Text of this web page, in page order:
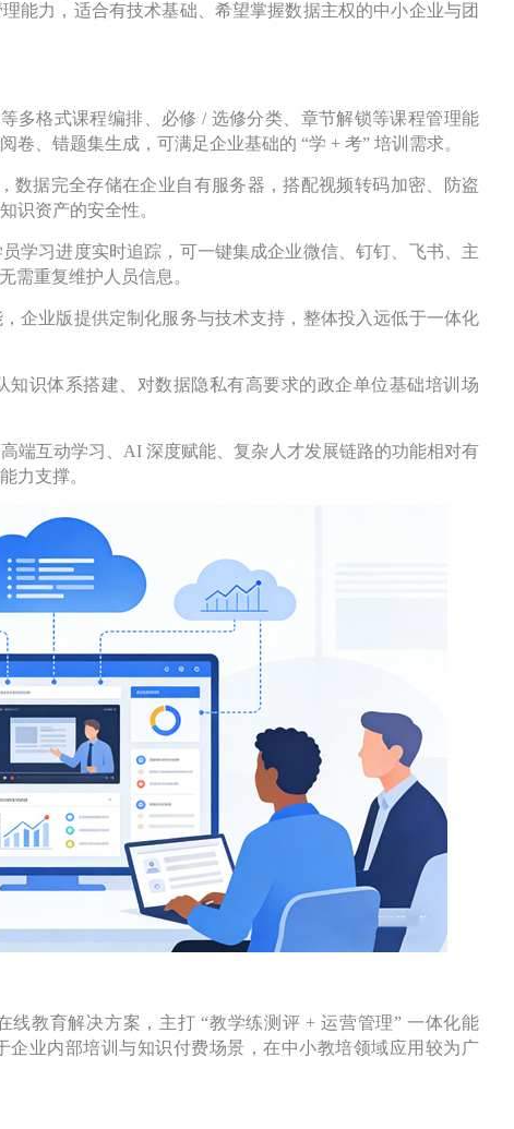
能力，适合有技术基础、希望掌握数据主权的中小企业与团
多格式课程编排、必修 / 选修分类、章节解锁等课程管理能
、错题集生成，可满足企业基础的 “学 + 考” 培训需求。
数据完全存储在企业自有服务器，搭配视频转码加密、防盗
识资产的安全性。
学习进度实时追踪，可一键集成企业微信、钉钉、飞书、主
需重复维护人员信息。
企业版提供定制化服务与技术支持，整体投入远低于一体化
识体系搭建、对数据隐私有高要求的政企单位基础培训场
端互动学习、AI 深度赋能、复杂人才发展链路的功能相对有
力支撑。
线教育解决方案，主打 “教学练测评 + 运营管理” 一体化能
业内部培训与知识付费场景，在中小教培领域应用较为广